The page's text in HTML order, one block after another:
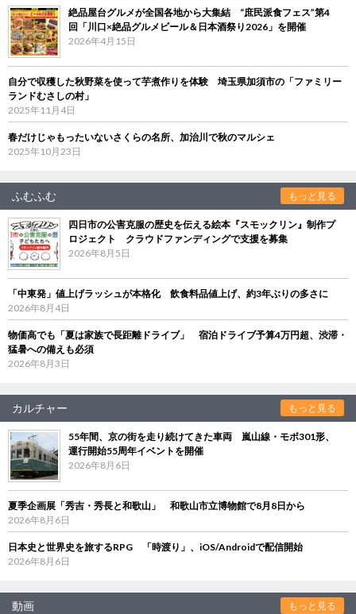
絶品屋台グルメが全国各地から大集結 “庶民派食フェス”第4
回「川口×絶品グルメビール＆日本酒祭り2026」を開催
2026年4月15日
自分で収穫した秋野菜を使って芋煮作りを体験 埼玉県加須市の「ファミリー
ランドむさしの村」
2025年11月4日
春だけじゃもったいないさくらの名所、加治川で秋のマルシェ
2025年10月23日
ふむふむ もっと見る
四日市の公害克服の歴史を伝える絵本『スモックリン』制作プ
ロジェクト クラウドファンディングで支援を募集
2026年8月5日
「中東発」値上げラッシュが本格化 飲食料品値上げ、約3年ぶりの多さに
2026年8月4日
物価高でも「夏は家族で長距離ドライブ」 宿泊ドライブ予算4万円超、渋滞・
猛暑への備えも必須
2026年8月3日
カルチャー もっと見る
55年間、京の街を走り続けてきた車両 嵐山線・モボ301形、
運行開始55周年イベントを開催
2026年8月6日
夏季企画展「秀吉・秀長と和歌山」 和歌山市立博物館で8月8日から
2026年8月6日
日本史と世界史を旅するRPG 「時渡り」、iOS/Androidで配信開始
2026年8月6日
動画 もっと見る